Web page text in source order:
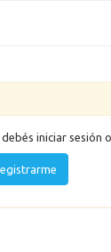
iniciar sesión